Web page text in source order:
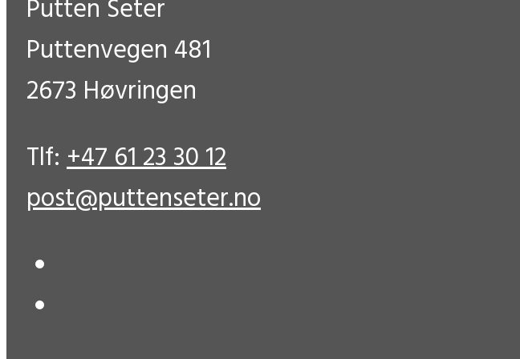
Putten Seter
Puttenvegen 481
2673 Høvringen
Tlf:+47 61 23 30 12
post@puttenseter.no